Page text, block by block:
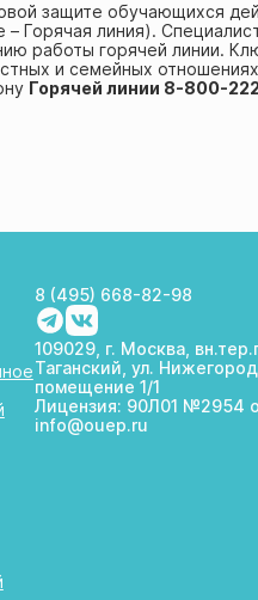
Конференции
защите обучающихся
Горячая линия).
работы горячей линии.
и семейных
Горячей линии 8-800-
8 (495) 668-82-98
109029, г. Москва,
Таганский, ул.
помещение 1/1
Лицензия: 90Л01 №2954
info@ouep.ru